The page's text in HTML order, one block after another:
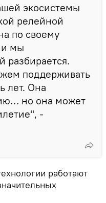
экосистемы
релейной
по своему
и мы
разбирается.
поддерживать
лет. Она
но она может
-
работают